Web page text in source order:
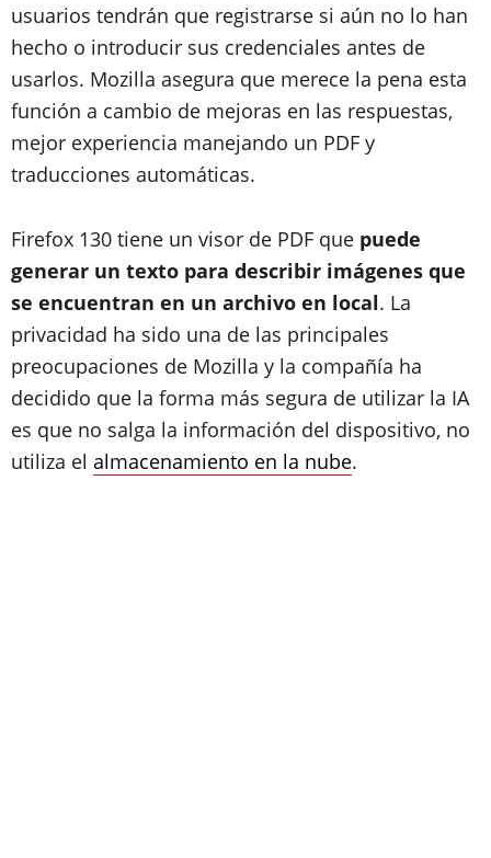
usuarios tendrán que registrarse si aún no lo han
hecho o introducir sus credenciales antes de
usarlos. Mozilla asegura que merece la pena esta
función a cambio de mejoras en las respuestas,
mejor experiencia manejando un PDF y
traducciones automáticas.
Firefox 130 tiene un visor de PDF que puede
generar un texto para describir imágenes que
se encuentran en un archivo en local. La
privacidad ha sido una de las principales
preocupaciones de Mozilla y la compañía ha
decidido que la forma más segura de utilizar la IA
es que no salga la información del dispositivo, no
utiliza el almacenamiento en la nube.